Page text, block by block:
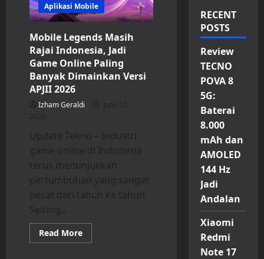
Aplikasi Mobile
Mobile Legends Masih
Rajai Indonesia, Jadi
Game Online Paling
Banyak Dimainkan Versi
APJII 2026
Izham Geraldi
June 17,
2026
Update Tekno – Industri
game online di Indonesia
terus menunjukkan
pertumbuhan yang sangat
pesat dari tahun ke tahun.
Seiring...
Read MoreRead
more
RECENT
POSTS
Review
TECNO
POVA 8
5G:
Baterai
8.000
mAh dan
AMOLED
144 Hz
Jadi
Andalan
Xiaomi
Redmi
Note 17